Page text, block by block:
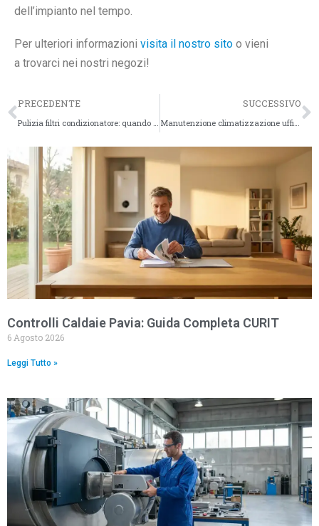
dell’impianto nel tempo.
Per ulteriori informazioni visita il nostro sito o vieni
a trovarci nei nostri negozi!
PRECEDENTE SUCCESSIVO
Controlli Caldaie Pavia: Guida Completa CURIT
6 Agosto 2026
Leggi Tutto »